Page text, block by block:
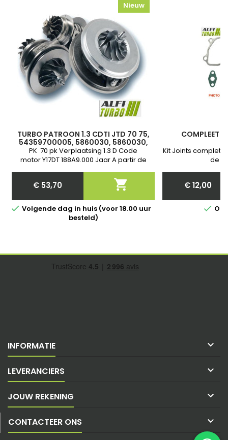
Nieuw
TURBO PATROON 1.3 CDTI JTD 70 75,
54359700005, 5860030, 5860030,
71724166, 71784113
PK 70 pk Verplaatsing 1.3 D Code
motor Y17DT 188A9.000 Jaar A partir de
Price
€ 53,70 
 Volgende dag in huis (voor 18.00 uur
besteld)
COMPLEET
Kit Joints complet
de
Price
€ 12,00
 Op
INFORMATIE 
LEVERANCIERS 
JOUW REKENING 
CONTACTEER ONS 